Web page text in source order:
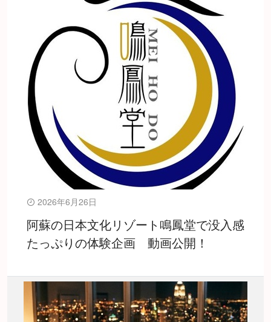
2026年6月26日
阿蘇の日本文化リゾート鳴鳳堂で没入感
たっぷりの体験企画 動画公開！